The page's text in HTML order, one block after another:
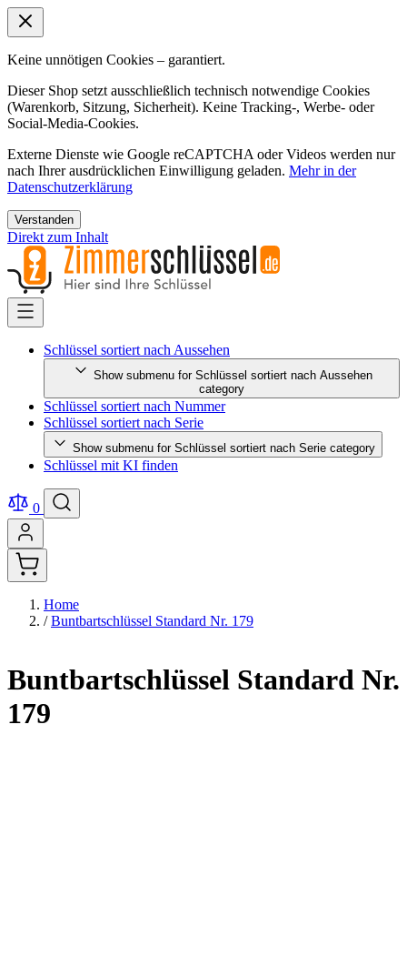
Keine unnötigen Cookies – garantiert.
Dieser Shop setzt ausschließlich technisch notwendige Cookies
(Warenkorb, Sitzung, Sicherheit). Keine Tracking-, Werbe- oder
Social-Media-Cookies.
Externe Dienste wie Google reCAPTCHA oder Videos werden nur
nach Ihrer ausdrücklichen Einwilligung geladen. Mehr in der
Datenschutzerklärung
Verstanden
Direkt zum Inhalt
Schlüssel sortiert nach Aussehen
Show submenu for Schlüssel sortiert nach Aussehen
category
Schlüssel sortiert nach Nummer
Schlüssel sortiert nach Serie
Show submenu for Schlüssel sortiert nach Serie category
Schlüssel mit KI finden
0
Home
/ Buntbartschlüssel Standard Nr. 179
Buntbartschlüssel Standard Nr.
179